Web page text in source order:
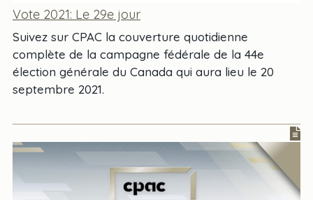
Vote 2021: Le 29e jour
Suivez sur CPAC la couverture quotidienne
complète de la campagne fédérale de la 44e
élection générale du Canada qui aura lieu le 20
septembre 2021.